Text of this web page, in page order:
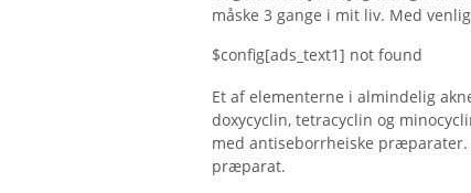
måske 3 gange i mit liv. Med
$config[ads_text1] not found
Et af elementerne i almindelig
doxycyclin, tetracyclin og
med antiseborrheiske
præparat.